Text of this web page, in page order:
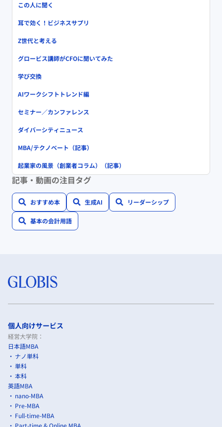
この人に聞く
耳で効く！ビジネスサプリ
Z世代と考える
グロービス講師がCFOに聞いてみた
学び交換
AIワークシフトトレンド編
セミナー／カンファレンス
ダイバーシティニュース
MBA/テクノベート（記事）
起業家の風景（創業者コラム）（記事）
記事・動画の注目タグ
おすすめ本 生成AI リーダーシップ
基本の会計用語
個人向けサービス
経営大学院：
日本語MBA
ナノ単科
単科
本科
英語MBA
nano-MBA
Pre-MBA
Full-time-MBA